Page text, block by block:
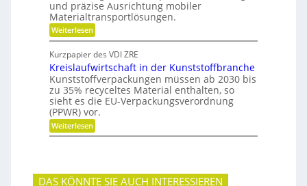
u
t
e
i
l
b
e
s
c
h
a
f
f
u
n
k
s
f
r
e
e
s
H
y
b
r
i
d
-
e
und präzise Ausrichtung mobiler
Materialtransportlösungen.
Weiterlesen:
S
h
n
e
l
l
g
e
n
a
s
i
Kurzpapier des VDI ZRE
Kreislaufwirtschaft in der Kunststoffbranche
Kunststoffverpackungen müssen ab 2030 bis
zu 35% recyceltes Material enthalten, so
sieht es die EU-Verpackungsverordnung
(PPWR) vor.
Weiterlesen:
K
s
l
DAS KÖNNTE SIE AUCH INTERESSIEREN